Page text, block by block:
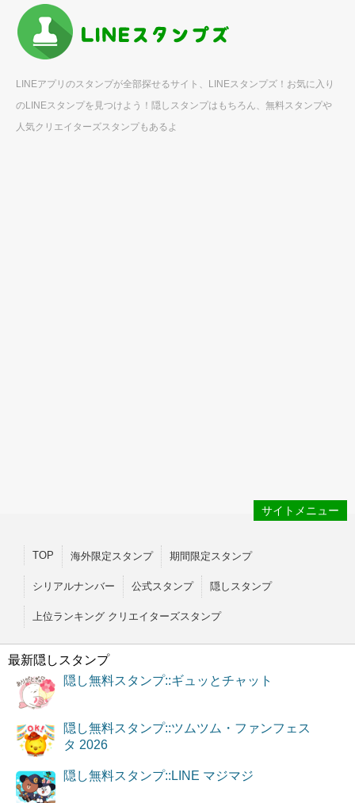
LINEアプリのスタンプが全部探せるサイト、LINEスタンプズ！お気に入り
のLINEスタンプを見つけよう！隠しスタンプはもちろん、無料スタンプや
人気クリエイターズスタンプもあるよ
サイトメニュー
TOP 海外限定スタンプ 期間限定スタンプ
シリアルナンバー 公式スタンプ 隠しスタンプ
上位ランキング クリエイターズスタンプ
最新隠しスタンプ
隠し無料スタンプ::ギュッとチャット
隠し無料スタンプ::ツムツム・ファンフェス
タ 2026
隠し無料スタンプ::LINE マジマジ